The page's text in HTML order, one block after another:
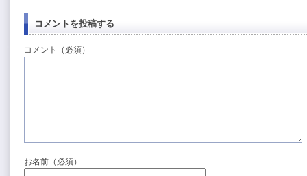
コメントを投稿する
コメント（必須）
お名前（必須）